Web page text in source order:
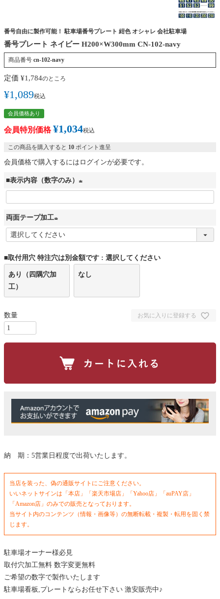
番号自由に製作可能！ 駐車場番号プレート 紺色 オシャレ 会社駐車場
番号プレート ネイビー H200×W300mm CN-102-navy
商品番号 cn-102-navy
定価 ¥1,784のところ
¥1,089税込
会員価格あり
会員特別価格 ¥1,034税込
この商品を購入すると 10 ポイント進呈
会員価格で購入するにはログインが必要です。
■表示内容（数字のみ）
両面テープ加工
(
須
)
■取付用穴 特注穴は別金額です 選択してください
あり（四隅穴加
工）
なし
お気に入りに登録する
納 期：5営業日程度で出荷いたします。
当店を装った、偽の通販サイトにご注意ください。
いいネットサインは「本店」「楽天市場店」「Yahoo店」「auPAY店」
「Amazon店」のみでの販売となっております。
当サイト内のコンテンツ（情報・画像等）の無断転載・複製・転用を固く禁
じます。
駐車場オーナー様必見
取付穴加工無料 数字変更無料
ご希望の数字で製作いたします
駐車場看板,プレートならお任せ下さい 激安販売中♪